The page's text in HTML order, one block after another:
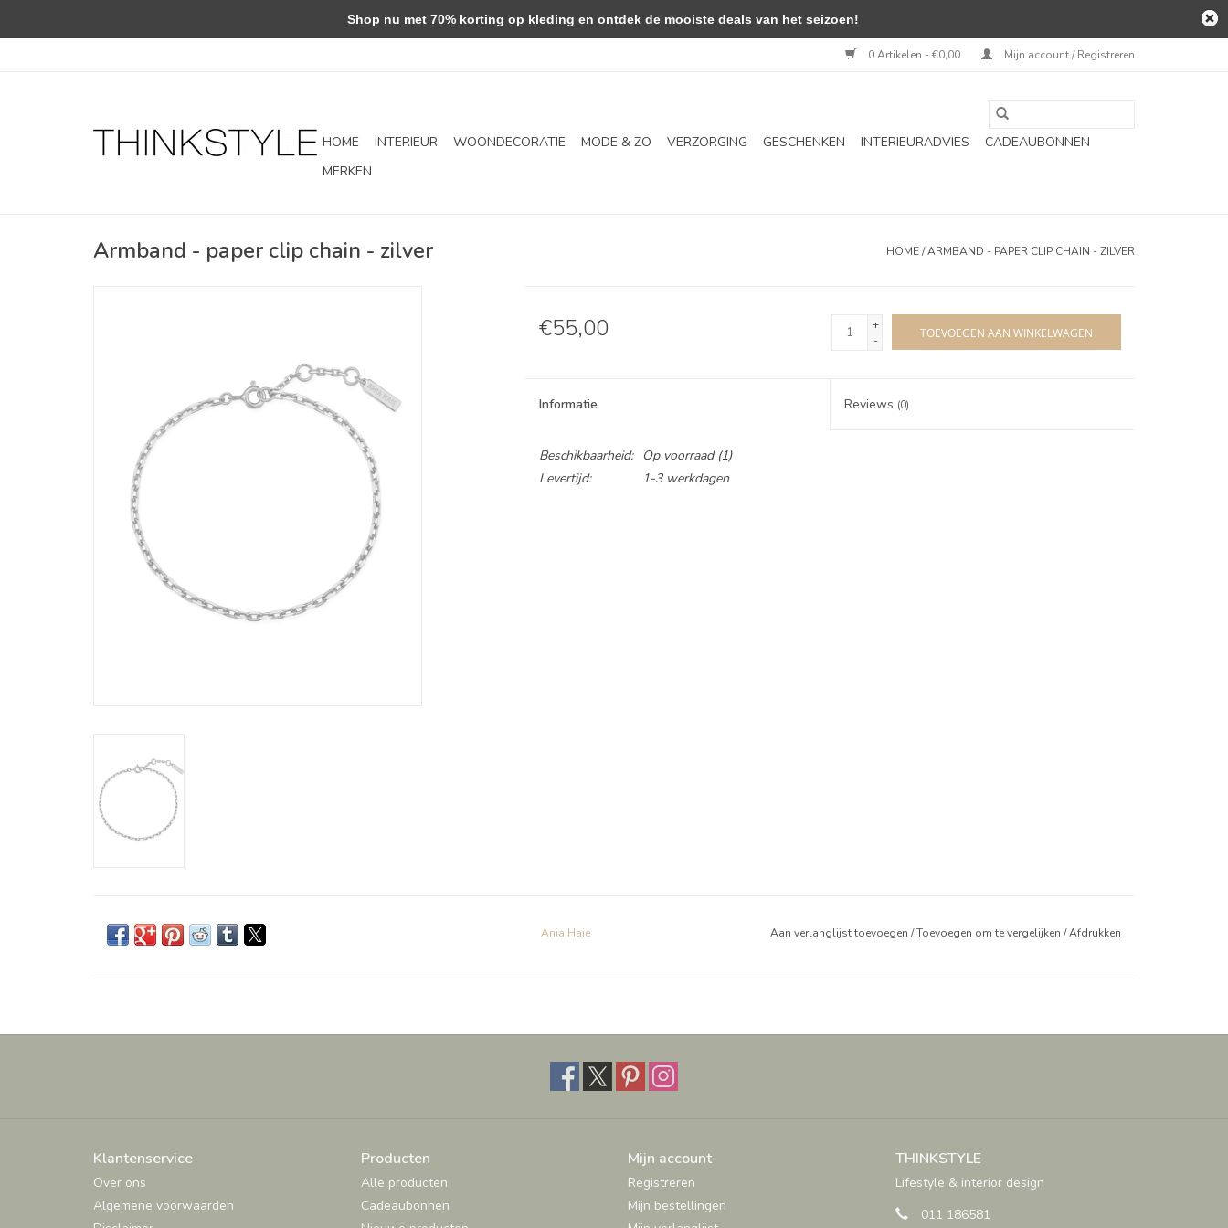
0 Artikelen - €0,00 Mijn account / Registreren
HOME INTERIEUR WOONDECORATIE MODE & ZO VERZORGING GESCHENKEN INTERIEURADVIES
CADEAUBONNEN
MERKEN
Armband - paper clip chain - zilver HOME/ARMBAND - PAPER CLIP CHAIN - ZILVER
€55,00
+
-
TOEVOEGEN AAN WINKELWAGEN
Informatie Reviews (0)
Beschikbaarheid: Op voorraad(1)
Levertijd:
1-3 werkdagen
Ania Haie Aan verlanglijst toevoegen /Toevoegen om te vergelijken /Afdrukken
Klantenservice
Over ons
Algemene voorwaarden
Producten
Alle producten
Cadeaubonnen
Mijn account
Registreren
Mijn bestellingen
THINKSTYLE
Lifestyle & interior design
011 186581
Shop nu met 70% korting op kleding en ontdek de mooiste deals van het seizoen!